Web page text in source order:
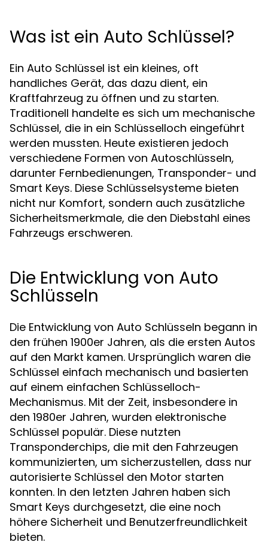
Was ist ein Auto Schlüssel?
Ein Auto Schlüssel ist ein kleines, oft
handliches Gerät, das dazu dient, ein
Kraftfahrzeug zu öffnen und zu starten.
Traditionell handelte es sich um mechanische
Schlüssel, die in ein Schlüsselloch eingeführt
werden mussten. Heute existieren jedoch
verschiedene Formen von Autoschlüsseln,
darunter Fernbedienungen, Transponder- und
Smart Keys. Diese Schlüsselsysteme bieten
nicht nur Komfort, sondern auch zusätzliche
Sicherheitsmerkmale, die den Diebstahl eines
Fahrzeugs erschweren.
Die Entwicklung von Auto
Schlüsseln
Die Entwicklung von Auto Schlüsseln begann in
den frühen 1900er Jahren, als die ersten Autos
auf den Markt kamen. Ursprünglich waren die
Schlüssel einfach mechanisch und basierten
auf einem einfachen Schlüsselloch-
Mechanismus. Mit der Zeit, insbesondere in
den 1980er Jahren, wurden elektronische
Schlüssel populär. Diese nutzten
Transponderchips, die mit den Fahrzeugen
kommunizierten, um sicherzustellen, dass nur
autorisierte Schlüssel den Motor starten
konnten. In den letzten Jahren haben sich
Smart Keys durchgesetzt, die eine noch
höhere Sicherheit und Benutzerfreundlichkeit
bieten.